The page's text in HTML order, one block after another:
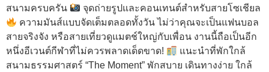
สนามครบครัน
จุดถ่ายรูปและคอนเทนต์สำหรับสายโซเชียล
ความมันส์แบบจัดเต็มตลอดทั้งวัน ไม่ว่าคุณจะเป็นแฟนบอล
สายจริงจัง หรือสายเที่ยวดูแมตช์ใหญ่กับเพื่อน งานนี้ถือเป็นอีก
หนึ่งอีเวนต์กีฬาที่ไม่ควรพลาดเด็ดขาด!
แนะนำที่พักใกล้
สนามธรรมศาสตร์ “The Moment” พักสบาย เดินทางง่าย ใกล้